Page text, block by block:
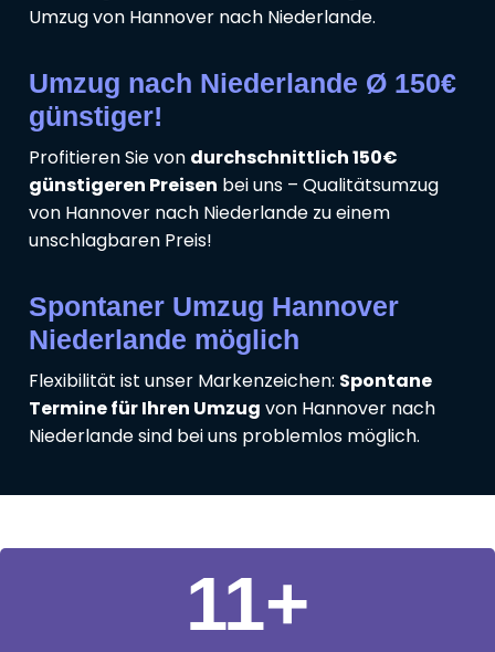
Umzug von Hannover nach Niederlande.
Umzug nach Niederlande Ø 150€
günstiger!
Profitieren Sie von durchschnittlich 150€
günstigeren Preisen bei uns – Qualitätsumzug
von Hannover nach Niederlande zu einem
unschlagbaren Preis!
Spontaner Umzug Hannover
Niederlande möglich
Flexibilität ist unser Markenzeichen: Spontane
Termine für Ihren Umzug von Hannover nach
Niederlande sind bei uns problemlos möglich.
11+